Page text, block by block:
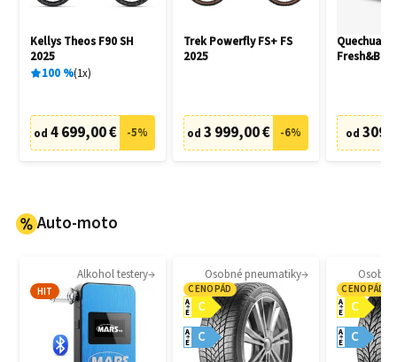
Kellys Theos F90 SH
2025
100% 1x
od 4 699,00 € -5%
Trek Powerfly FS+ FS
2025
od 3 999,00 € -6%
Quechua
od
Auto-moto
Alkohol testery
HIT
Osobné pneumatiky
CENOPÁD
C
A
E
C
A
E
CENOPÁD
C
A
E
C
A
E